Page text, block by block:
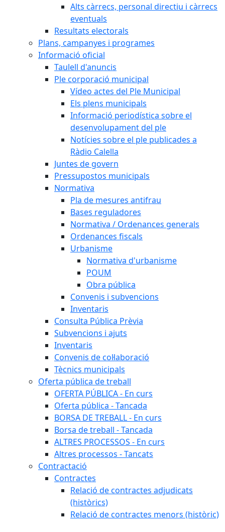
Alts càrrecs, personal directiu i càrrecs
eventuals
Resultats electorals
Plans, campanyes i programes
Informació oficial
Taulell d'anuncis
Ple corporació municipal
Vídeo actes del Ple Municipal
Els plens municipals
Informació periodística sobre el
desenvolupament del ple
Notícies sobre el ple publicades a
Ràdio Calella
Juntes de govern
Pressupostos municipals
Normativa
Pla de mesures antifrau
Bases reguladores
Normativa / Ordenances generals
Ordenances fiscals
Urbanisme
Normativa d'urbanisme
POUM
Obra pública
Convenis i subvencions
Inventaris
Consulta Pública Prèvia
Subvencions i ajuts
Inventaris
Convenis de col·laboració
Tècnics municipals
Oferta pública de treball
OFERTA PÚBLICA - En curs
Oferta pública - Tancada
BORSA DE TREBALL - En curs
Borsa de treball - Tancada
ALTRES PROCESSOS - En curs
Altres processos - Tancats
Contractació
Contractes
Relació de contractes adjudicats
(històrics)
Relació de contractes menors (històric)